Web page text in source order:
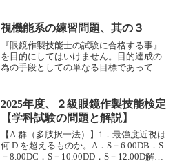
43.05D（垂直方向43.8D、水平方向
43.2D）水晶体の屈折力・・19.11D（最...
だと考えます。転職するにしても必要で
すね。数年に一度、『新店を出すから、
優秀な人材を探してて・・店長として働
いてくれませんか』という打診がきま
す。先月も友人からそんな連絡を受けま
所なのですが、現状に不満は無いです
し、横浜や千葉、仙台だったり・・と、
自宅から遠かったり、引っ越しするのが
面倒で惰性で毎回お断りさせて頂いてお
りますが・・しかし、...
視機能系の練習問題、其の３
『眼鏡作製技能士の試験に合格する事』
を目的にしてはいけません。目的達成の
為の手段としての単なる目標であって欲
実行し、新しい情報を常に求め、能動的
に成長し続ける事が大切だと考えます。
屈折状態の種類と特徴【問1】調節状態に
よる屈折の分類で、調節休止状態を静的
屈折といいますが、調節が働いている屈
折は何といいますか？動的屈折【解説】
2025年度、２級眼鏡作製技能検定
【学科試験の問題と解説】
【A 群（多肢択一法）】1．最強度近視は
何 D を超えるものか。A．S－6.00DB．S
－8.00DC．S－10.00DD．S－12.00D解